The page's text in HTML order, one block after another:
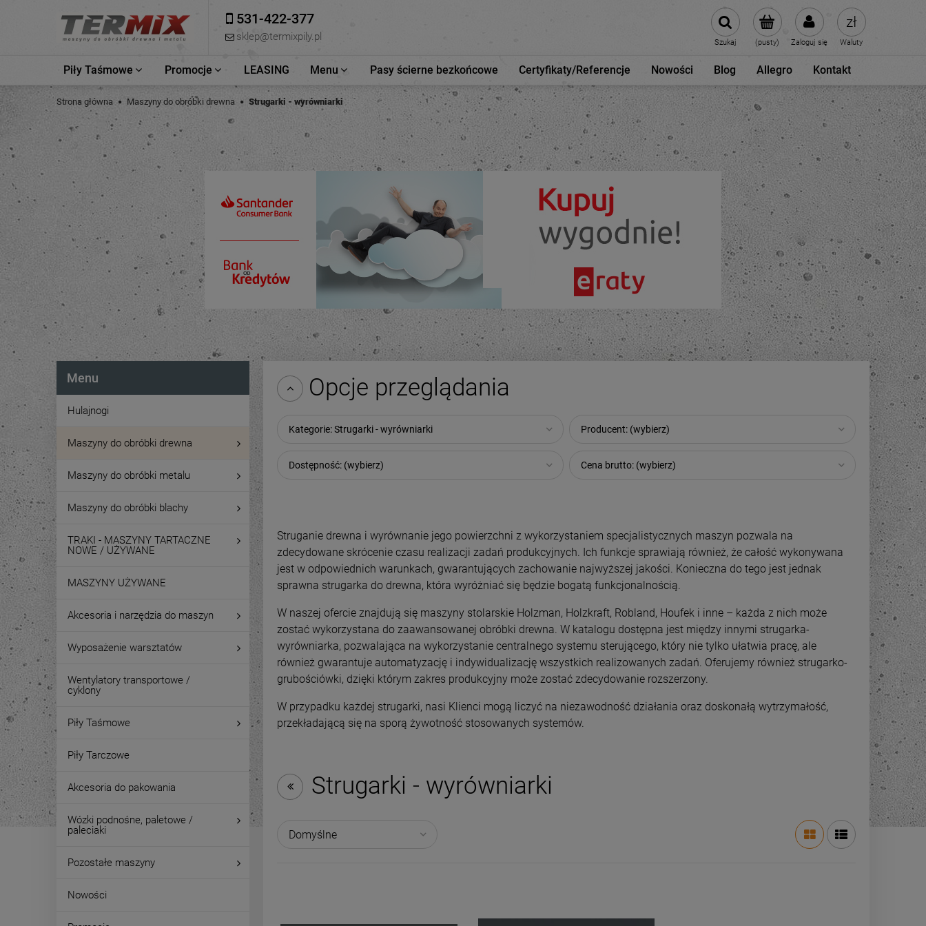
531-422-377
sklep@termixpily.pl (pusty) Zaloguj się
Szukaj Waluty
Piły Taśmowe Promocje LEASING Menu Pasy ścierne bezkońcowe Certyfikaty/Referencje Nowości Blog Allegro Kontakt
Strona główna Maszyny do obróbki drewna Strugarki - wyrówniarki
Menu
Hulajnogi
Maszyny do obróbki drewna
Maszyny do obróbki metalu
Maszyny do obróbki blachy
TRAKI - MASZYNY TARTACZNE
NOWE / UŻYWANE
MASZYNY UŻYWANE
Akcesoria i narzędzia do maszyn
Wyposażenie warsztatów
Wentylatory transportowe /
cyklony
Piły Taśmowe
Piły Tarczowe
Akcesoria do pakowania
Wózki podnośne, paletowe /
paleciaki
Pozostałe maszyny
Nowości
Opcje przeglądania
Kategorie: Strugarki - wyrówniarki Producent: (wybierz)
Dostępność: (wybierz) Cena brutto: (wybierz)
Struganie drewna i wyrównanie jego powierzchni z wykorzystaniem specjalistycznych maszyn pozwala na
zdecydowane skrócenie czasu realizacji zadań produkcyjnych. Ich funkcje sprawiają również, że całość wykonywana
jest w odpowiednich warunkach, gwarantujących zachowanie najwyższej jakości. Konieczna do tego jest jednak
sprawna strugarka do drewna, która wyróżniać się będzie bogatą funkcjonalnością.
W naszej ofercie znajdują się maszyny stolarskie Holzman, Holzkraft, Robland, Houfek i inne – każda z nich może
zostać wykorzystana do zaawansowanej obróbki drewna. W katalogu dostępna jest między innymi strugarka-
wyrówniarka, pozwalająca na wykorzystanie centralnego systemu sterującego, który nie tylko ułatwia pracę, ale
również gwarantuje automatyzację i indywidualizację wszystkich realizowanych zadań. Oferujemy również strugarko-
grubościówki, dzięki którym zakres produkcyjny może zostać zdecydowanie rozszerzony.
W przypadku każdej strugarki, nasi Klienci mogą liczyć na niezawodność działania oraz doskonałą wytrzymałość,
przekładającą się na sporą żywotność stosowanych systemów.
Strugarki - wyrówniarki